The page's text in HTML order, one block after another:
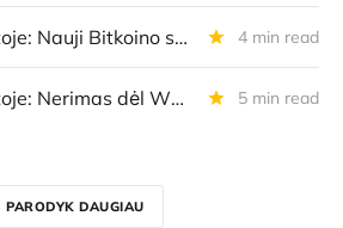
Diena kriptoje: Nauji Bitkoino sprendimai, Tron vs. Ethereum, "MetaMask" kortelė 4 min read
Diena kriptoje: Nerimas dėl WBTC, startuoliniai investicijų srautai, "Tether" planai 5 min read
PARODYK DAUGIAU